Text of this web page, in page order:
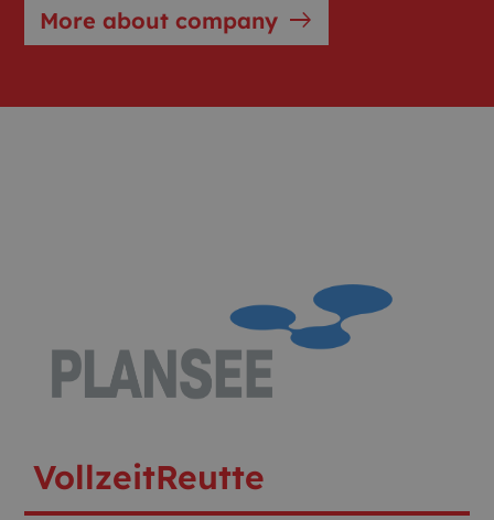
More about company east
VollzeitReutte